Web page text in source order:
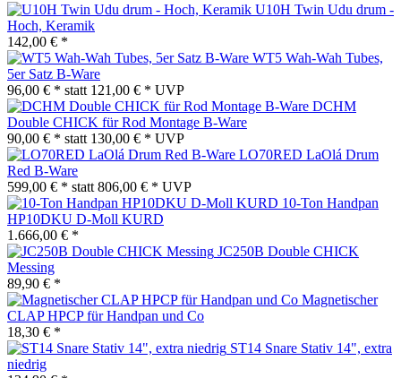
U10H Twin Udu drum -
Hoch, Keramik
142,00 € *
WT5 Wah-Wah Tubes,
5er Satz B-Ware
96,00 € * statt 121,00 € * UVP
DCHM
Double CHICK für Rod Montage B-Ware
90,00 € * statt 130,00 € * UVP
LO70RED LaOlá Drum
Red B-Ware
599,00 € * statt 806,00 € * UVP
10-Ton Handpan
HP10DKU D-Moll KURD
1.666,00 € *
JC250B Double CHICK
Messing
89,90 € *
Magnetischer
CLAP HPCP für Handpan und Co
18,30 € *
ST14 Snare Stativ 14", extra
niedrig